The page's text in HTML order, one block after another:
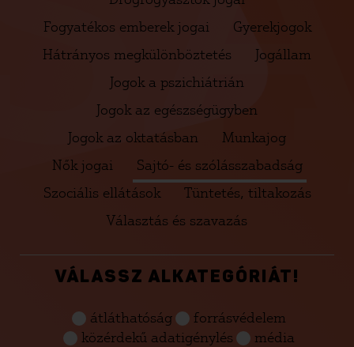
Fogyatékos emberek jogai
Gyerekjogok
Hátrányos megkülönböztetés
Jogállam
Jogok a pszichiátrián
Jogok az egészségügyben
Jogok az oktatásban
Munkajog
Nők jogai
Sajtó- és szólásszabadság
Szociális ellátások
Tüntetés, tiltakozás
Választás és szavazás
átláthatóság
forrásvédelem
közérdekű adatigénylés
média
VÁLASSZ ALKATEGÓRIÁT!